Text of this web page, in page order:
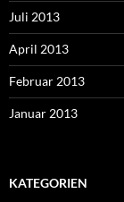
Juli 2013
April 2013
Februar 2013
Januar 2013
KATEGORIEN